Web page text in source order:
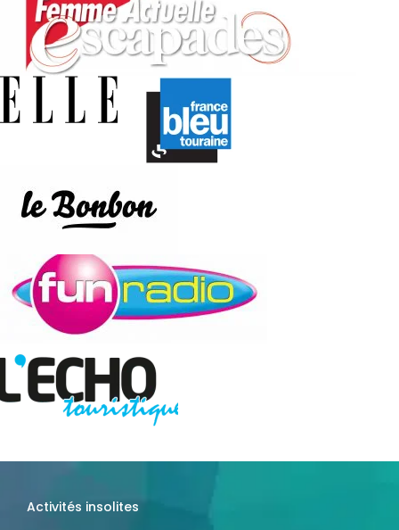
Activités insolites